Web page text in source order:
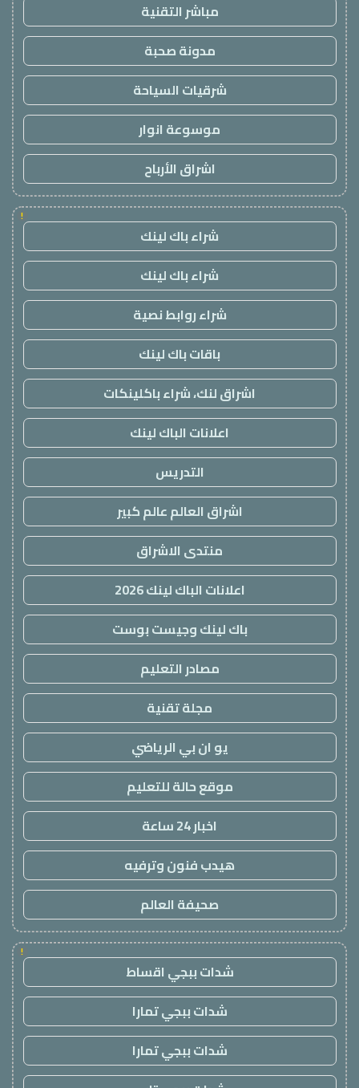
مباشر التقنية
مدونة صحبة
شرقيات السياحة
موسوعة انوار
اشراق الأرباح
!
شراء باك لينك
شراء باك لينك
شراء روابط نصية
باقات باك لينك
اشراق لنك، شراء باكلينكات
اعلانات الباك لينك
التدريس
اشراق العالم عالم كبير
منتدى الاشراق
اعلانات الباك لينك 2026
باك لينك وجيست بوست
مصادر التعليم
مجلة تقنية
يو ان بي الرياضي
موقع حالة للتعليم
اخبار 24 ساعة
هيدب فنون وترفيه
صحيفة العالم
!
شدات ببجي اقساط
شدات ببجي تمارا
شدات ببجي تمارا